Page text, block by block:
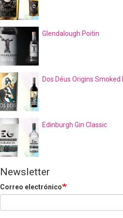
Glendalough Poitin
Dos Déus Origins
Edinburgh Gin Classic
Newsletter
Correo electrónico